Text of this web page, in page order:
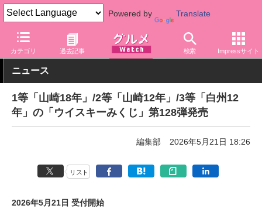
Powered by Translate
カテゴリ 過去記事 検索 Impressサイト
グルメ Watch アルコール ウイスキー
ニュース
1等「山崎18年」/2等「山崎12年」/3等「白州12
年」の「ウイスキーみくじ」第128弾発売
編集部 2026年5月21日 18:26
リスト
2026年5月21日 受付開始